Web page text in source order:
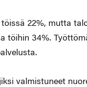
22%, mutta
töihin 34%.
valmistuneet